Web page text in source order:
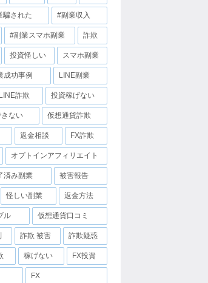
騙された #副業収入
#副業スマホ副業 詐欺
投資怪しい スマホ副業
成功事例 LINE副業
LINE詐欺 投資稼げない
ない 仮想通貨詐欺
返金相談 FX詐欺
オプトインアフィリエイト
済み副業 被害報告
怪しい副業 返金方法
ル 仮想通貨口コミ
詐欺 被害 詐欺疑惑
稼げない FX投資
FX